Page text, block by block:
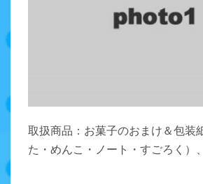
取扱商品：お菓子のおまけ＆包装
た・めんこ・ノート・すごろく）